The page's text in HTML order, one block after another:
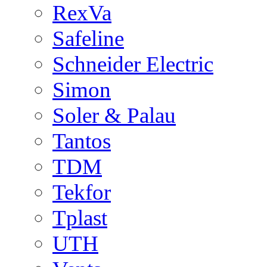
RexVa
Safeline
Schneider Electric
Simon
Soler & Palau
Tantos
TDM
Tekfor
Tplast
UTH